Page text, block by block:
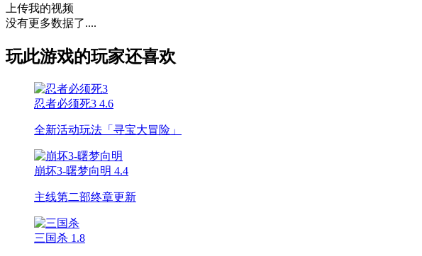
上传我的视频
没有更多数据了....
玩此游戏的玩家还喜欢
忍者必须死3 4.6
全新活动玩法「寻宝大冒险」
崩坏3-曙梦向明 4.4
主线第二部终章更新
三国杀 1.8